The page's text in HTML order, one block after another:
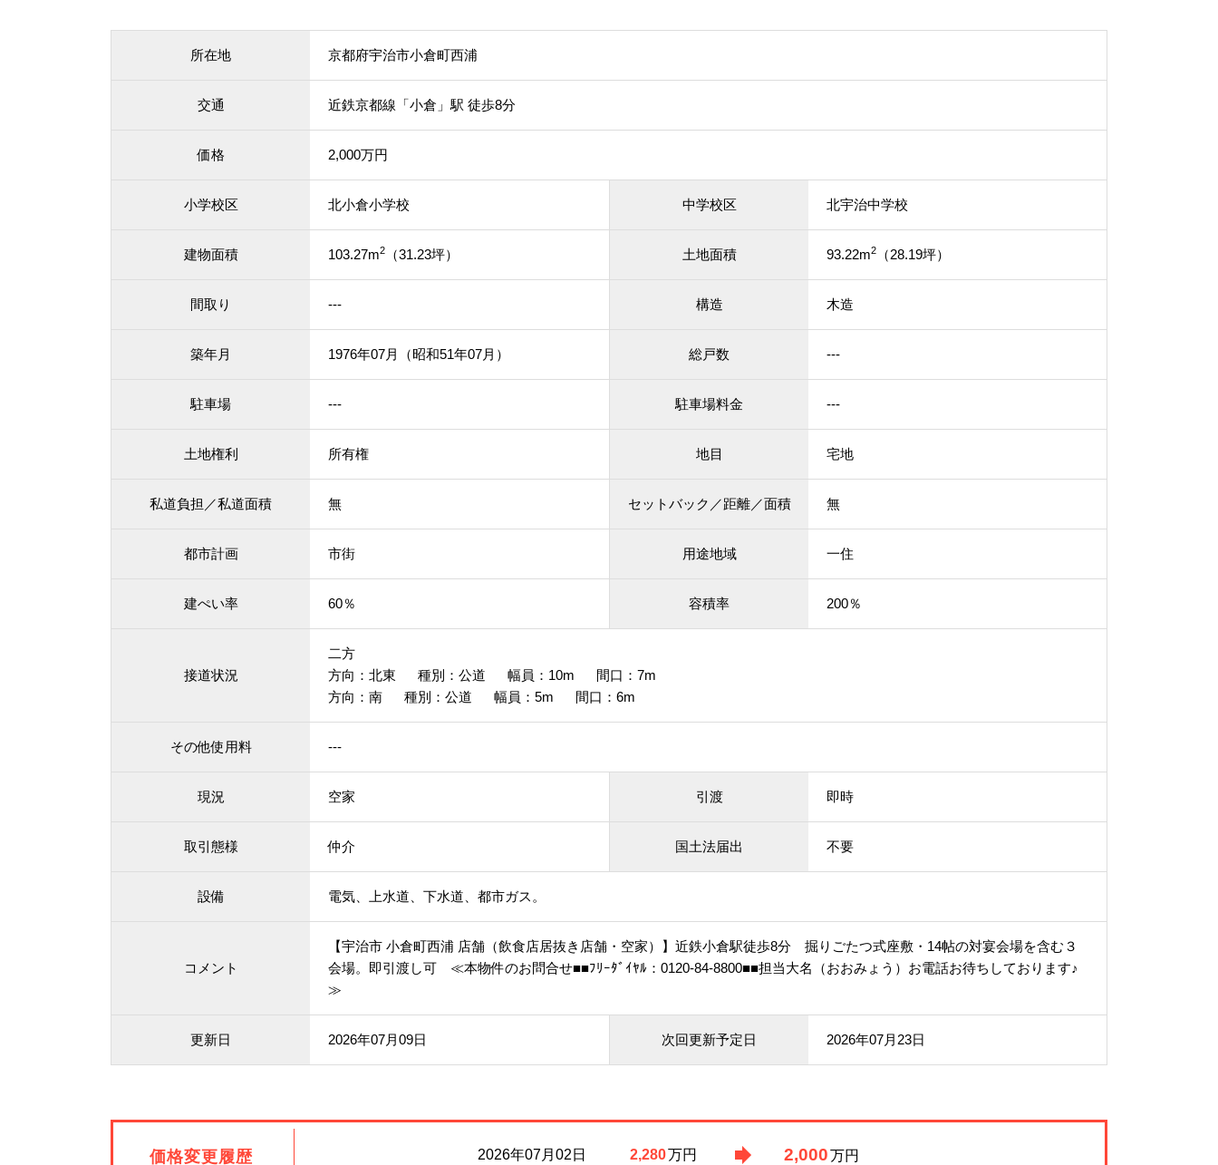
所在地 京都府宇治市小倉町西浦
交通 近鉄京都線「小倉」駅 徒歩8分
価格 2,000万円
小学校区 北小倉小学校 中学校区 北宇治中学校
建物面積 103.27m2 （31.23坪） 土地面積 93.22m2 （28.19坪）
間取り --- 構造 木造
築年月 1976年07月（昭和51年07月） 総戸数 ---
駐車場 --- 駐車場料金 ---
土地権利 所有権 地目 宅地
私道負担／私道面積 無 セットバック／距離／面積 無
都市計画 市街 用途地域 一住
建ぺい率 60％ 容積率 200％
接道状況
二方
方向：北東 種別：公道 幅員：10m 間口：7m
方向：南 種別：公道 幅員：5m 間口：6m
その他使用料 ---
現況 空家 引渡 即時
取引態様 仲介 国土法届出 不要
設備 電気、上水道、下水道、都市ガス。
コメント
【宇治市 小倉町西浦 店舗（飲食店居抜き店舗・空家）】近鉄小倉駅徒歩8分 掘りごたつ式座敷・14帖の対宴会場を含む３
会場。即引渡し可 ≪本物件のお問合せ■■ﾌﾘｰﾀﾞｲﾔﾙ：0120-84-8800■■担当大名（おおみょう）お電話お待ちしております♪
≫
更新日 2026年07月09日 次回更新予定日 2026年07月23日
価格変更履歴 2026年07月02日 2,280万円 2,000万円